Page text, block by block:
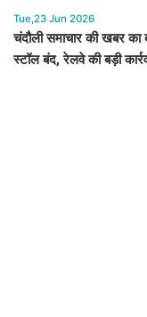
Tue,23 Jun 2026
चंदौली समाचार की खबर
स्टॉल बंद, रेलवे की बड़ी